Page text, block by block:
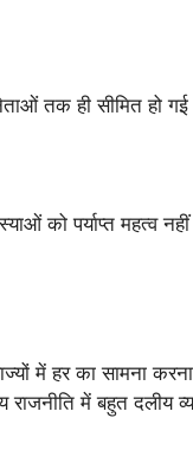
तक ही सीमित हो
को पर्याप्त महत्व
में हर का सामना
राजनीति में बहुत दलीय